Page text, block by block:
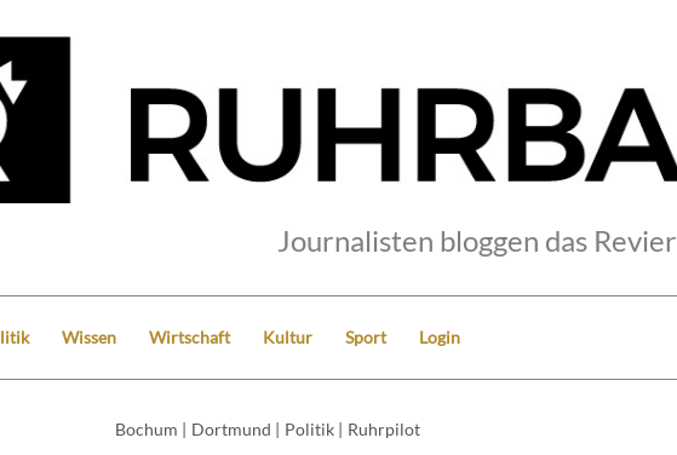
Journalisten bloggen das Revier
Wissen Wirtschaft Kultur Sport Login
Bochum | Dortmund | Politik | Ruhrpilot